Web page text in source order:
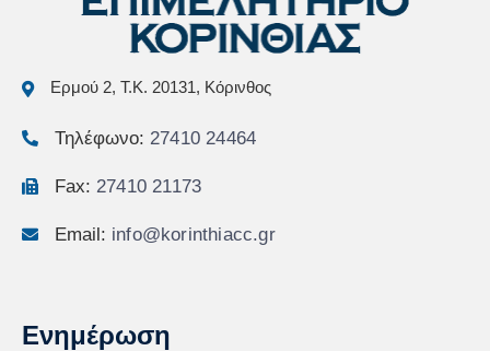
Ερμού 2, Τ.Κ. 20131, Κόρινθος
Τηλέφωνο: 27410 24464
Fax: 27410 21173
Email: info@korinthiacc.gr
Ενημέρωση